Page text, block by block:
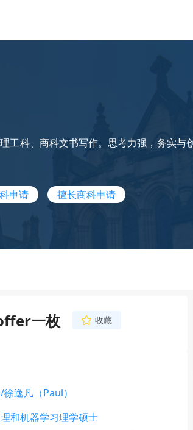
工科、商科文书写作。思考力强，务实
申请 擅长商科申请
一枚
收藏
/徐逸凡（Paul）
和机器学习理学硕士